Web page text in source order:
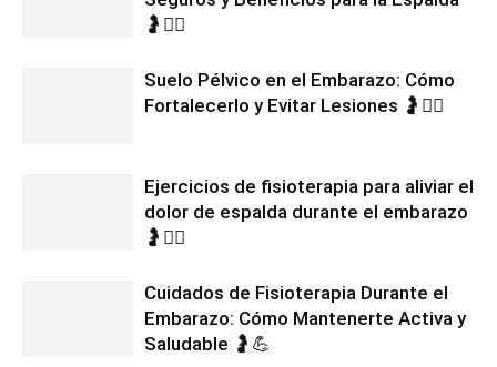
🤰💆‍♀️
Suelo Pélvico en el Embarazo: Cómo
Fortalecerlo y Evitar Lesiones 🤰🧘‍♀️
Ejercicios de fisioterapia para aliviar el
dolor de espalda durante el embarazo
🤰🧘‍♀️
Cuidados de Fisioterapia Durante el
Embarazo: Cómo Mantenerte Activa y
Saludable 🤰💪